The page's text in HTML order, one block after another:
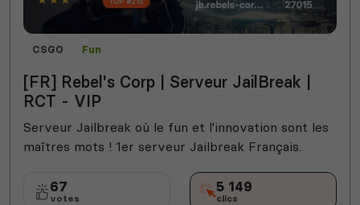
CSGO Fun
[FR] Rebel's Corp | Serveur JailBreak |
RCT - VIP
Serveur Jailbreak où le fun et l'innovation sont les
maîtres mots ! 1er serveur Jailbreak Français.
67
votes
5 149
clics